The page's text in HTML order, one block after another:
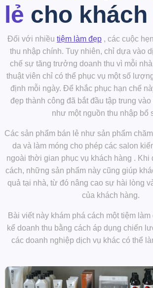
lẻ cho khách
Đối với nhiều tiệm làm đẹp , các cuộc
thu nhập chính. Tuy nhiên, chỉ dựa vào
chế sự tăng trưởng doanh thu vì mỗi
thuật viên chỉ có thể phục vụ một số
định mỗi ngày. Để khắc phục hạn chế
đẹp thành công đã bắt đầu tập trung vào
như một nguồn thu nhập bổ
Các sản phẩm bán lẻ như sản phẩm
da và làm móng cho phép các salon
ngoài thời gian phục vụ khách hàng . Khi
cách, những sản phẩm này cũng giúp
quả tại nhà, từ đó nâng cao sự hài lòng
của khách hàng.
Bài viết này khám phá cách một tiệm
kể doanh thu bằng cách áp dụng chiến
các doanh nghiệp dịch vụ khác có thể